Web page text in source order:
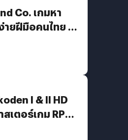
Co. เกมหา
ายฝีมือคนไทย ที่
I & II HD
เตอร์เกม RPG